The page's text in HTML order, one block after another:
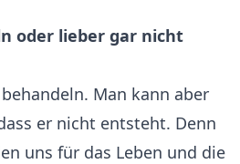
oder lieber gar nicht
Man kann aber
er nicht entsteht. Denn
uns für das Leben und die